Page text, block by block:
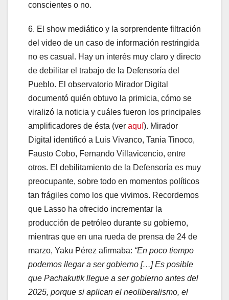
conscientes o no.
6. El show mediático y la sorprendente filtración
del video de un caso de información restringida
no es casual. Hay un interés muy claro y directo
de debilitar el trabajo de la Defensoría del
Pueblo. El observatorio Mirador Digital
documentó quién obtuvo la primicia, cómo se
viralizó la noticia y cuáles fueron los principales
amplificadores de ésta (ver aquí). Mirador
Digital identificó a Luis Vivanco, Tania Tinoco,
Fausto Cobo, Fernando Villavicencio, entre
otros. El debilitamiento de la Defensoría es muy
preocupante, sobre todo en momentos políticos
tan frágiles como los que vivimos. Recordemos
que Lasso ha ofrecido incrementar la
producción de petróleo durante su gobierno,
mientras que en una rueda de prensa de 24 de
marzo, Yaku Pérez afirmaba: “En poco tiempo
podemos llegar a ser gobierno […] Es posible
que Pachakutik llegue a ser gobierno antes del
2025, porque si aplican el neoliberalismo, el